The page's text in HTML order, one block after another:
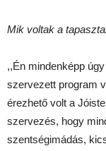
Mik voltak a
,,Én mindenképp
szervezett program
érezhető volt a
szervezés, hogy
szentségimádás,